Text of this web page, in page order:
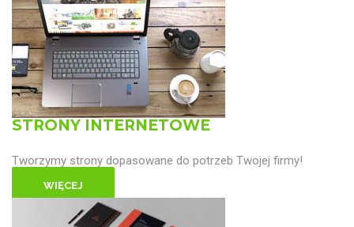
STRONY INTERNETOWE
Tworzymy strony dopasowane do potrzeb Twojej firmy!
WIĘCEJ